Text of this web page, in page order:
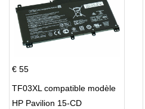
€ 55
TF03XL compatible modèle
HP Pavilion 15-CD